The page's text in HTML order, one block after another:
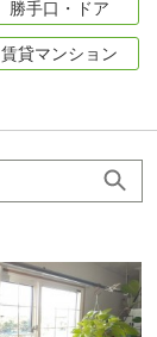
勝手口・ドア
賃貸マンション